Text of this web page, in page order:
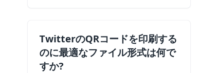
TwitterのQRコードを印刷する
のに最適なファイル形式は何で
すか?